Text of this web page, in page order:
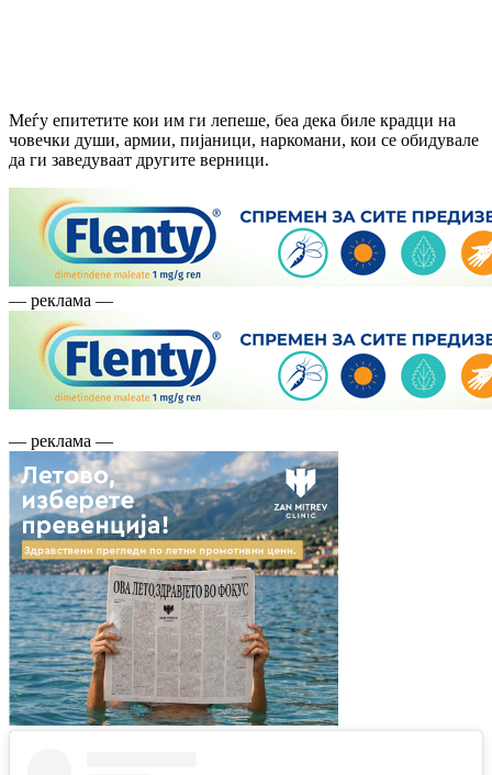
Меѓу епитетите кои им ги лепеше, беа дека биле крадци на
човечки души, армии, пијаници, наркомани, кои се обидувале
да ги заведуваат другите верници.
— реклама —
— реклама —